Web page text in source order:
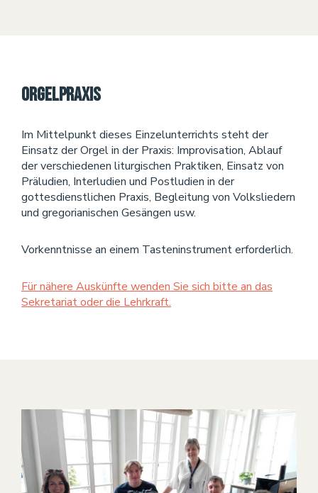
Orgelpraxis
Im Mittelpunkt dieses Einzelunterrichts steht der
Einsatz der Orgel in der Praxis: Improvisation, Ablauf
der verschiedenen liturgischen Praktiken, Einsatz von
Präludien, Interludien und Postludien in der
gottesdienstlichen Praxis, Begleitung von Volksliedern
und gregorianischen Gesängen usw.
Vorkenntnisse an einem Tasteninstrument erforderlich.
Für nähere Auskünfte wenden Sie sich bitte an das
Sekretariat oder die Lehrkraft.